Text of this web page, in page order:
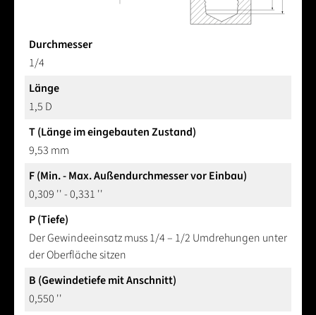
Durchmesser
1/4
Länge
1,5 D
T (Länge im eingebauten Zustand)
9,53 mm
F (Min. - Max. Außendurchmesser vor Einbau)
0,309 '' - 0,331 ''
P (Tiefe)
Der Gewindeeinsatz muss 1/4 – 1/2 Umdrehungen unter
der Oberfläche sitzen
B (Gewindetiefe mit Anschnitt)
0,550 ''